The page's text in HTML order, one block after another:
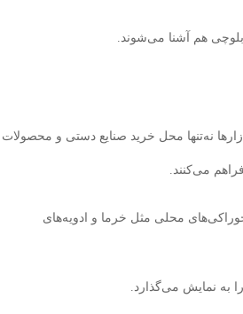
هم آشنا می‌شوند.
نه‌تنها محل خرید صنایع دستی و محصولات
می‌کنند.
محلی مثل خرما و ادویه‌های
به نمایش می‌گذارد.